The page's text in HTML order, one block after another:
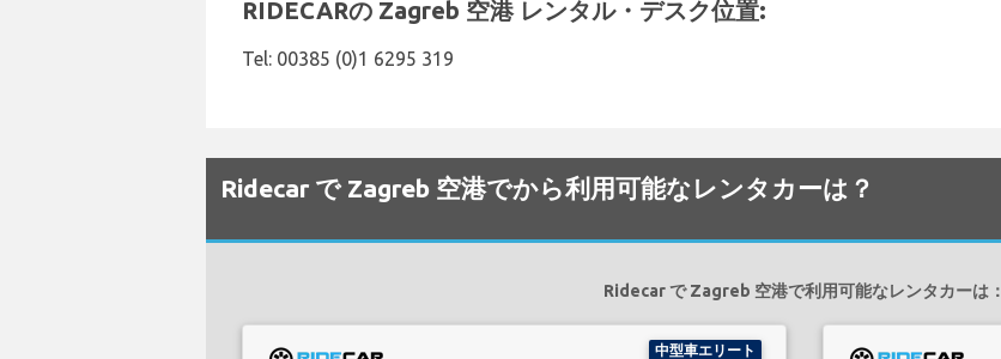
RIDECARの Zagreb 空港 レンタル・デスク位置:
Tel: 00385 (0)1 6295 319
Ridecar で Zagreb 空港でから利用可能なレンタカーは？
Ridecar で Zagreb 空港で利用可能なレンタカーは：
中型車エリート